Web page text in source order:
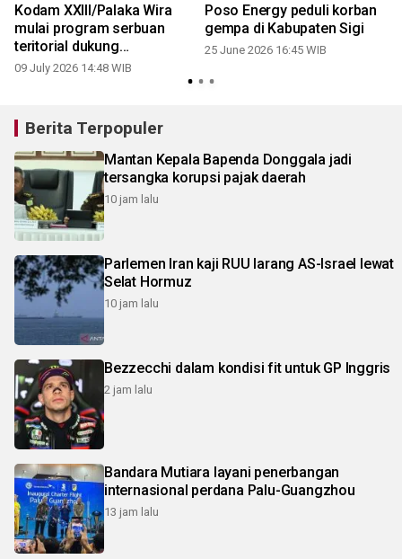
Kodam XXIII/Palaka Wira
mulai program serbuan
teritorial dukung
pembangunan
09 July 2026 14:48 WIB
Poso Energy peduli korban
gempa di Kabupaten Sigi
25 June 2026 16:45 WIB
Berita Terpopuler
Mantan Kepala Bapenda Donggala jadi
tersangka korupsi pajak daerah
10 jam lalu
Parlemen Iran kaji RUU larang AS-Israel lewat
Selat Hormuz
10 jam lalu
Bezzecchi dalam kondisi fit untuk GP Inggris
2 jam lalu
Bandara Mutiara layani penerbangan
internasional perdana Palu-Guangzhou
13 jam lalu